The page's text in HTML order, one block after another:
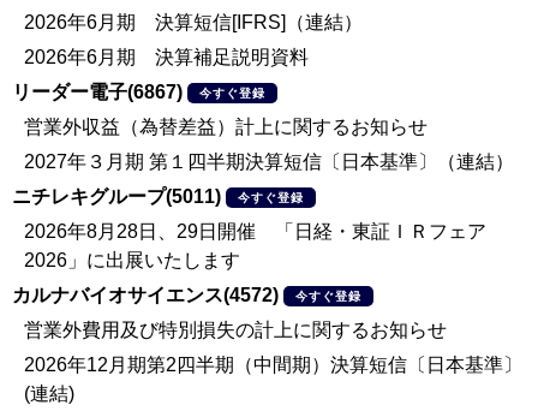
2026年6月期 決算短信[IFRS]（連結）
2026年6月期 決算補足説明資料
リーダー電子(6867)
今すぐ登録
営業外収益（為替差益）計上に関するお知らせ
2027年３月期 第１四半期決算短信〔日本基準〕（連結）
ニチレキグループ(5011)
今すぐ登録
2026年8月28日、29日開催 「日経・東証ＩＲフェア
2026」に出展いたします
カルナバイオサイエンス(4572)
今すぐ登録
営業外費用及び特別損失の計上に関するお知らせ
2026年12月期第2四半期（中間期）決算短信〔日本基準〕
(連結)